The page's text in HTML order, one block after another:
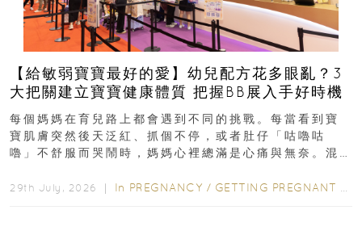
【給敏弱寶寶最好的愛】幼兒配方花多眼亂？3
大把關建立寶寶健康體質 把握BB展入手好時機
每個媽媽在育兒路上都會遇到不同的挑戰。每當看到寶
寶肌膚突然後天泛紅、抓個不停，或者肚仔「咕嚕咕
嚕」不舒服而哭鬧時，媽媽心裡總滿是心痛與無奈。混
29th July, 2026 ｜ In PREGNANCY / GETTING PREGNANT